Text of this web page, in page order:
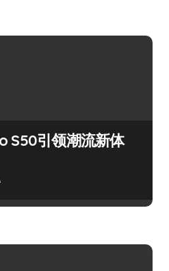
S50引领潮流新体